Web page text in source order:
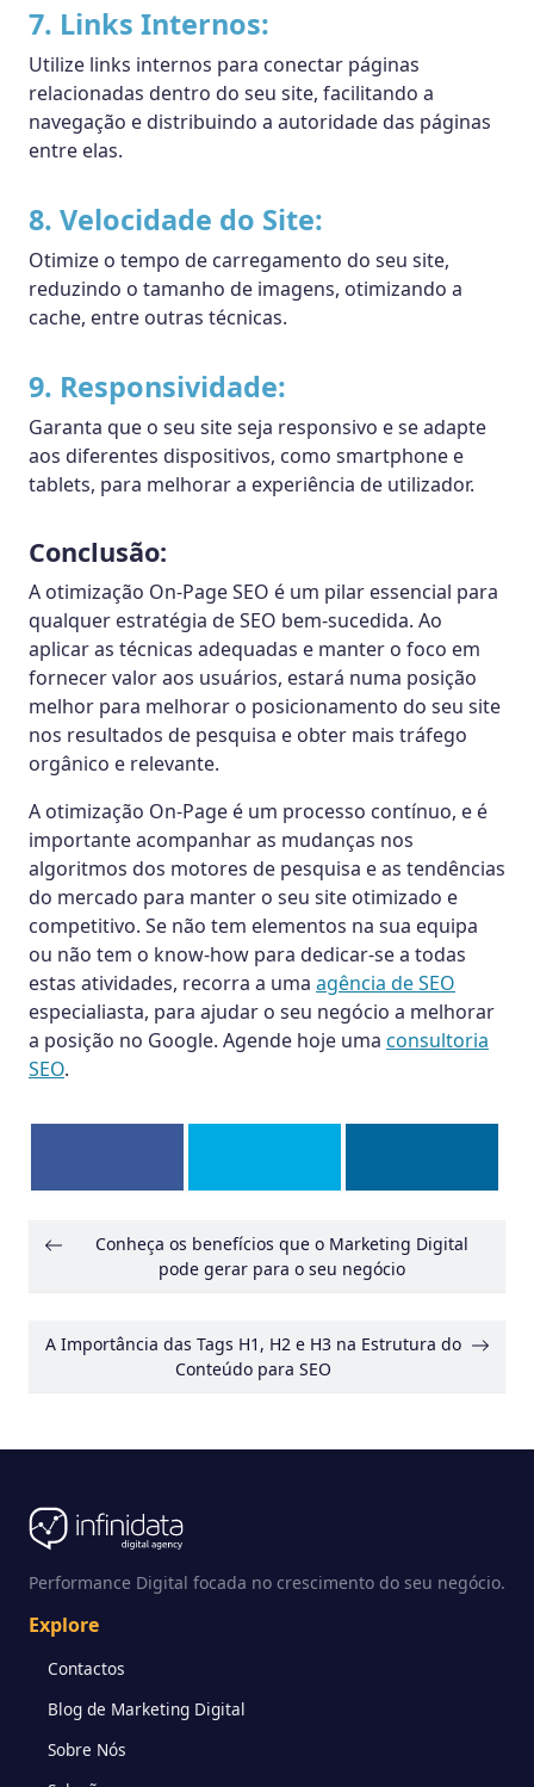
7. Links Internos:
Utilize links internos para conectar páginas
relacionadas dentro do seu site, facilitando a
navegação e distribuindo a autoridade das páginas
entre elas.
8. Velocidade do Site:
Otimize o tempo de carregamento do seu site,
reduzindo o tamanho de imagens, otimizando a
cache, entre outras técnicas.
9. Responsividade:
Garanta que o seu site seja responsivo e se adapte
aos diferentes dispositivos, como smartphone e
tablets, para melhorar a experiência de utilizador.
Conclusão:
A otimização On-Page SEO é um pilar essencial para
qualquer estratégia de SEO bem-sucedida. Ao
aplicar as técnicas adequadas e manter o foco em
fornecer valor aos usuários, estará numa posição
melhor para melhorar o posicionamento do seu site
nos resultados de pesquisa e obter mais tráfego
orgânico e relevante.
A otimização On-Page é um processo contínuo, e é
importante acompanhar as mudanças nos
algoritmos dos motores de pesquisa e as tendências
do mercado para manter o seu site otimizado e
competitivo. Se não tem elementos na sua equipa
ou não tem o know-how para dedicar-se a todas
estas atividades, recorra a uma agência de SEO
especialiasta, para ajudar o seu negócio a melhorar
a posição no Google. Agende hoje uma consultoria
SEO.
Conheça os benefícios que o Marketing Digital
pode gerar para o seu negócio
A Importância das Tags H1, H2 e H3 na Estrutura do
Conteúdo para SEO
Performance Digital focada no crescimento do seu negócio.
Explore
Contactos
Blog de Marketing Digital
Sobre Nós